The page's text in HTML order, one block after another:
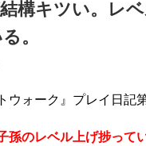
構キツい。レ
。
ウォーク』プレイ日記
孫のレベル上げ捗って